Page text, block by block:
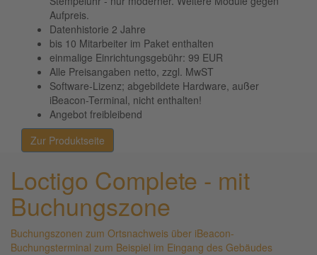
Aufpreis.
Datenhistorie 2 Jahre
bis 10 Mitarbeiter im Paket enthalten
einmalige Einrichtungsgebühr: 99 EUR
Alle Preisangaben netto, zzgl. MwST
Software-Lizenz; abgebildete Hardware, außer
iBeacon-Terminal, nicht enthalten!
Angebot freibleibend
Go toLOCTIGO – COMPLETE
Zur Produktseite
Loctigo Complete - mit
Buchungszone
Buchungszonen zum Ortsnachweis über iBeacon-
Buchungsterminal zum Beispiel im Eingang des Gebäudes